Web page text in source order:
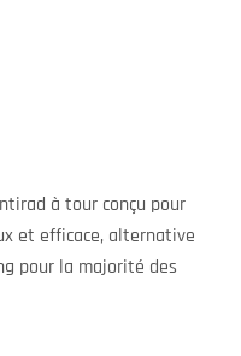
à tour conçu pour
et efficace, alternative
pour la majorité des